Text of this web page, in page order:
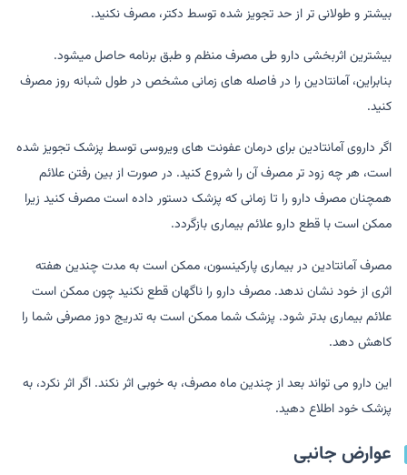
بیشتر و طولانی تر از حد تجویز شده توسط دکتر، مصرف نکنید.
بیشترین اثربخشی دارو طی مصرف منظم و طبق برنامه حاصل میشود.
بنابراین، آمانتادین را در فاصله های زمانی مشخص در طول شبانه روز مصرف
کنید.
اگر داروی آمانتادین برای درمان عفونت های ویروسی توسط پزشک تجویز شده
است، هر چه زود تر مصرف آن را شروع کنید. در صورت از بین رفتن علائم
همچنان مصرف دارو را تا زمانی که پزشک دستور داده است مصرف کنید زیرا
ممکن است با قطع دارو علائم بیماری بازگردد.
مصرف آمانتادین در بیماری پارکینسون، ممکن است به مدت چندین هفته
اثری از خود نشان ندهد. مصرف دارو را ناگهان قطع نکنید چون ممکن است
علائم بیماری بدتر شود. پزشک شما ممکن است به تدریج دوز مصرفی شما را
کاهش دهد.
این دارو می تواند بعد از چندین ماه مصرف، به خوبی اثر نکند. اگر اثر نکرد، به
پزشک خود اطلاع دهید.
عوارض جانبی